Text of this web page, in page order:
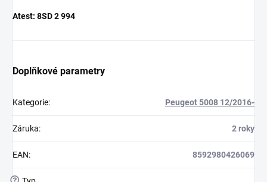
Atest: 8SD 2 994
Doplňkové parametry
Kategorie: Peugeot 5008 12/2016-
Záruka: 2 roky
EAN: 8592980426069